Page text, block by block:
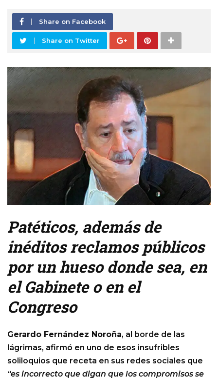
Share on Facebook
Share on Twitter
Patéticos, además de
inéditos reclamos públicos
por un hueso donde sea, en
el Gabinete o en el
Congreso
Gerardo Fernández Noroña, al borde de las
lágrimas, afirmó en uno de esos insufribles
soliloquios que receta en sus redes sociales que
“es incorrecto que digan que los compromisos se